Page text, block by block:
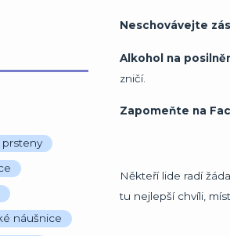
prsteny
náušnice
Neschovávejte
Alkohol na
zničí.
Zapomeňte na
Někteří lide radí
tu nejlepší chvíli,